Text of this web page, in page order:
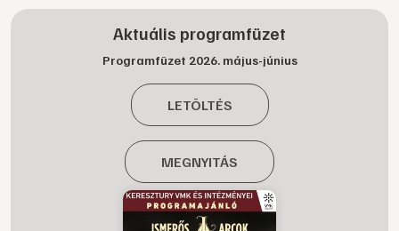
Aktuális programfüzet
Programfüzet 2026. május-június
LETÖLTÉS
MEGNYITÁS